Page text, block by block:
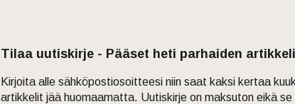
Tilaa uutiskirje - Pääset heti parhaiden
Kirjoita alle sähköpostiosoitteesi niin saat kaksi kertaa
artikkelit jää huomaamatta. Uutiskirje on maksuton eikä se